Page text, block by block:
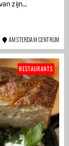
zijn...
AMSTERDAM CENTRUM
RESTAURANTS